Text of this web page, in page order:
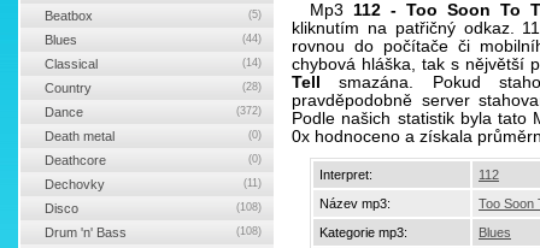
Mp3 112 - Too Soon To
kliknutím na patřičný odkaz.
rovnou do počítače či
chybová hláška, tak s nějvětší
Tell
smazána. Pokud
pravděpodobně server
Podle našich statistik byla tato
0x hodnoceno a získala
Interpret:
112
Název mp3:
Too Soon
Kategorie mp3:
Blues
Beatbox (5)
Blues (44)
Classical (14)
Country (28)
Dance (372)
Death metal (0)
Deathcore (0)
Dechovky (11)
Disco (108)
Drum 'n' Bass (108)